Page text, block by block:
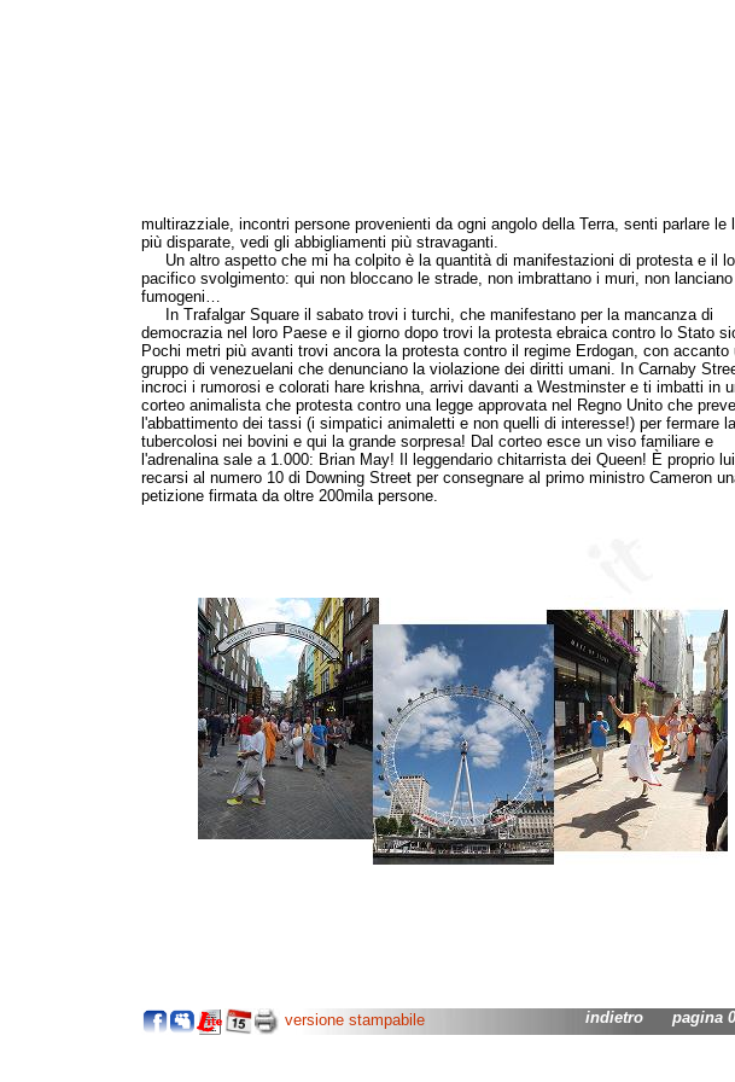
multirazziale, incontri persone provenienti da ogni angolo della Terra, senti parlare le
più disparate, vedi gli abbigliamenti più stravaganti.
Un altro aspetto che mi ha colpito è la quantità di manifestazioni di protesta e il
pacifico svolgimento: qui non bloccano le strade, non imbrattano i muri, non lanciano
fumogeni…
In Trafalgar Square il sabato trovi i turchi, che manifestano per la mancanza di
democrazia nel loro Paese e il giorno dopo trovi la protesta ebraica contro lo Stato
Pochi metri più avanti trovi ancora la protesta contro il regime Erdogan, con accanto
gruppo di venezuelani che denunciano la violazione dei diritti umani. In Carnaby
incroci i rumorosi e colorati hare krishna, arrivi davanti a Westminster e ti imbatti in
corteo animalista che protesta contro una legge approvata nel Regno Unito che
l'abbattimento dei tassi (i simpatici animaletti e non quelli di interesse!) per fermare la
tubercolosi nei bovini e qui la grande sorpresa! Dal corteo esce un viso familiare e
l'adrenalina sale a 1.000: Brian May! Il leggendario chitarrista dei Queen! È proprio
recarsi al numero 10 di Downing Street per consegnare al primo ministro Cameron
petizione firmata da oltre 200mila persone.
versione stampabile indietropagina